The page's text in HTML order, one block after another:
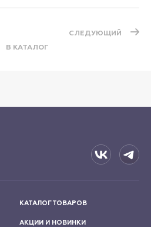
В КАТАЛОГ
СЛЕДУЮЩИЙ
КАТАЛОГ ТОВАРОВ
АКЦИИ И НОВИНКИ